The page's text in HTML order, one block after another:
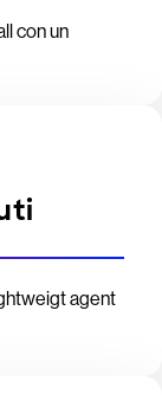
con un
agent